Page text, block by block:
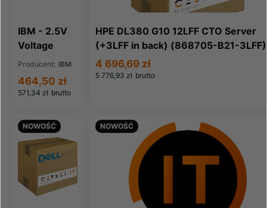
IBM - 2.5V
Voltage
Regulator
Module
(97P2642)
Producent: IBM
571,34 zł brutto
464,50 zł
HPE DL380 G10 12LFF CTO Server
(+3LFF in back) (868705-B21-3LFF)
5 776,93 zł brutto
4 696,69 zł
NOWOŚĆ NOWOŚĆ